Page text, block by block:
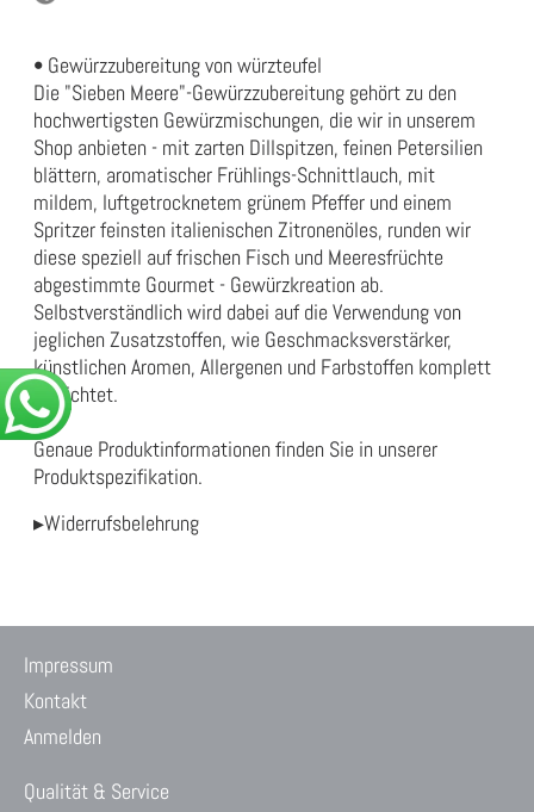
• Gewürzzubereitung von würzteufel
Die "Sieben Meere"-Gewürzzubereitung gehört zu den
hochwertigsten Gewürzmischungen, die wir in unserem
Shop anbieten - mit zarten Dillspitzen, feinen Petersilien
blättern, aromatischer Frühlings-Schnittlauch, mit
mildem, luftgetrocknetem grünem Pfeffer und einem
Spritzer feinsten italienischen Zitronenöles, runden wir
diese speziell auf frischen Fisch und Meeresfrüchte
abgestimmte Gourmet - Gewürzkreation ab.
Selbstverständlich wird dabei auf die Verwendung von
jeglichen Zusatzstoffen, wie Geschmacksverstärker,
künstlichen Aromen, Allergenen und Farbstoffen komplett
verzichtet.
Genaue Produktinformationen finden Sie in unserer
Produktspezifikation.
▸Widerrufsbelehrung
Impressum
Kontakt
Anmelden
Qualität & Service